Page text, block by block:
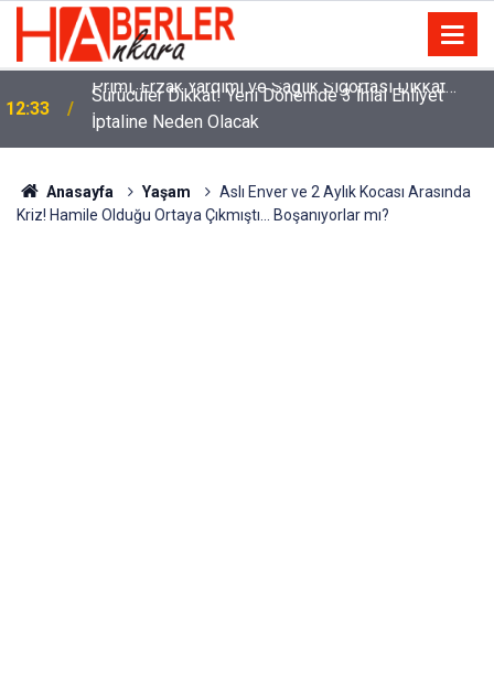
12:33
Sürücüler Dikkat! Yeni Dönemde 3 İhlal Ehliyet
İptaline Neden Olacak
Anasayfa Yaşam
Aslı Enver ve 2 Aylık Kocası Arasında
Kriz! Hamile Olduğu Ortaya Çıkmıştı… Boşanıyorlar mı?